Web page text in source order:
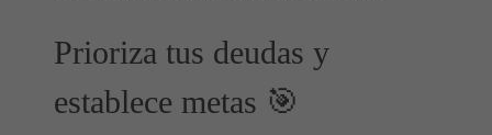
Prioriza tus deudas y
establece metas 🎯